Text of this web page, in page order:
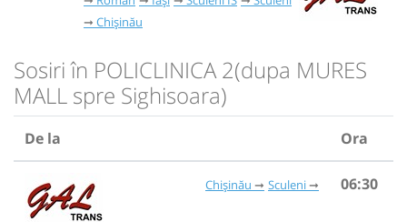
Chișinău
Sosiri în POLICLINICA 2(dupa MURES
MALL spre Sighisoara)
De la Ora
Chișinău Sculeni 06:30